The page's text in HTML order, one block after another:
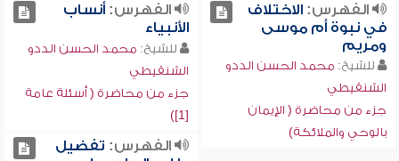
الفهرس:الاختلاف
في نبوة أم موسى
ومريم
للشيخ: محمد الحسن الددو
الشنقيطي
جزء من محاضرة ( الإيمان
بالوحي والملائكة)
الفهرس:أنساب
الأنبياء
للشيخ: محمد الحسن الددو
الشنقيطي
جزء من محاضرة ( أسئلة عامة
[1])
الفهرس: تفضيل